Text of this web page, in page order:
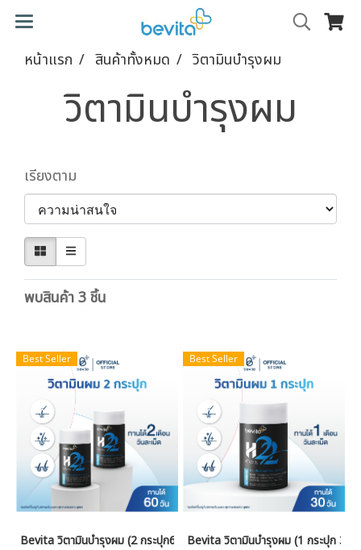
หน้าแรก สินค้าทั้งหมด วิตามินบำรุงผม
วิตามินบำรุงผม
เรียงตาม
พบสินค้า 3 ชิ้น
Best Seller
Bevita วิตามินบำรุงผม (2 กระปุก60 เม็ด)
Best Seller
Bevita วิตามินบำรุงผม (1 กระปุก 30